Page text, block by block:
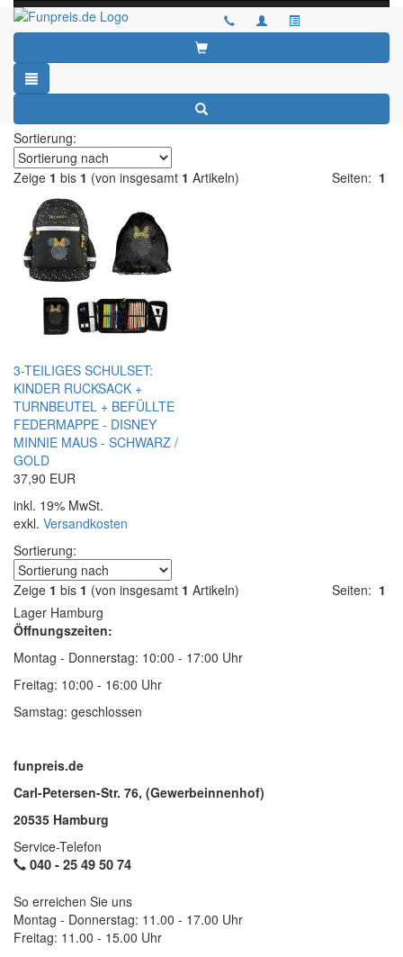
MINNIE MAUS
Sortierung:
Zeige 1 bis 1 (von insgesamt 1 Artikeln) Seiten: 1
3-TEILIGES SCHULSET:
KINDER RUCKSACK +
TURNBEUTEL + BEFÜLLTE
FEDERMAPPE - DISNEY
MINNIE MAUS - SCHWARZ /
GOLD
37,90 EUR
inkl. 19% MwSt.
exkl. Versandkosten
Sortierung:
Zeige 1 bis 1 (von insgesamt 1 Artikeln) Seiten: 1
Lager Hamburg
Öffnungszeiten:
Montag - Donnerstag: 10:00 - 17:00 Uhr
Freitag: 10:00 - 16:00 Uhr
Samstag: geschlossen
funpreis.de
Carl-Petersen-Str. 76, (Gewerbeinnenhof)
20535 Hamburg
Service-Telefon
040 -25 49 50 74
So erreichen Sie uns
Montag - Donnerstag: 11.00 - 17.00 Uhr
Freitag: 11.00 - 15.00 Uhr